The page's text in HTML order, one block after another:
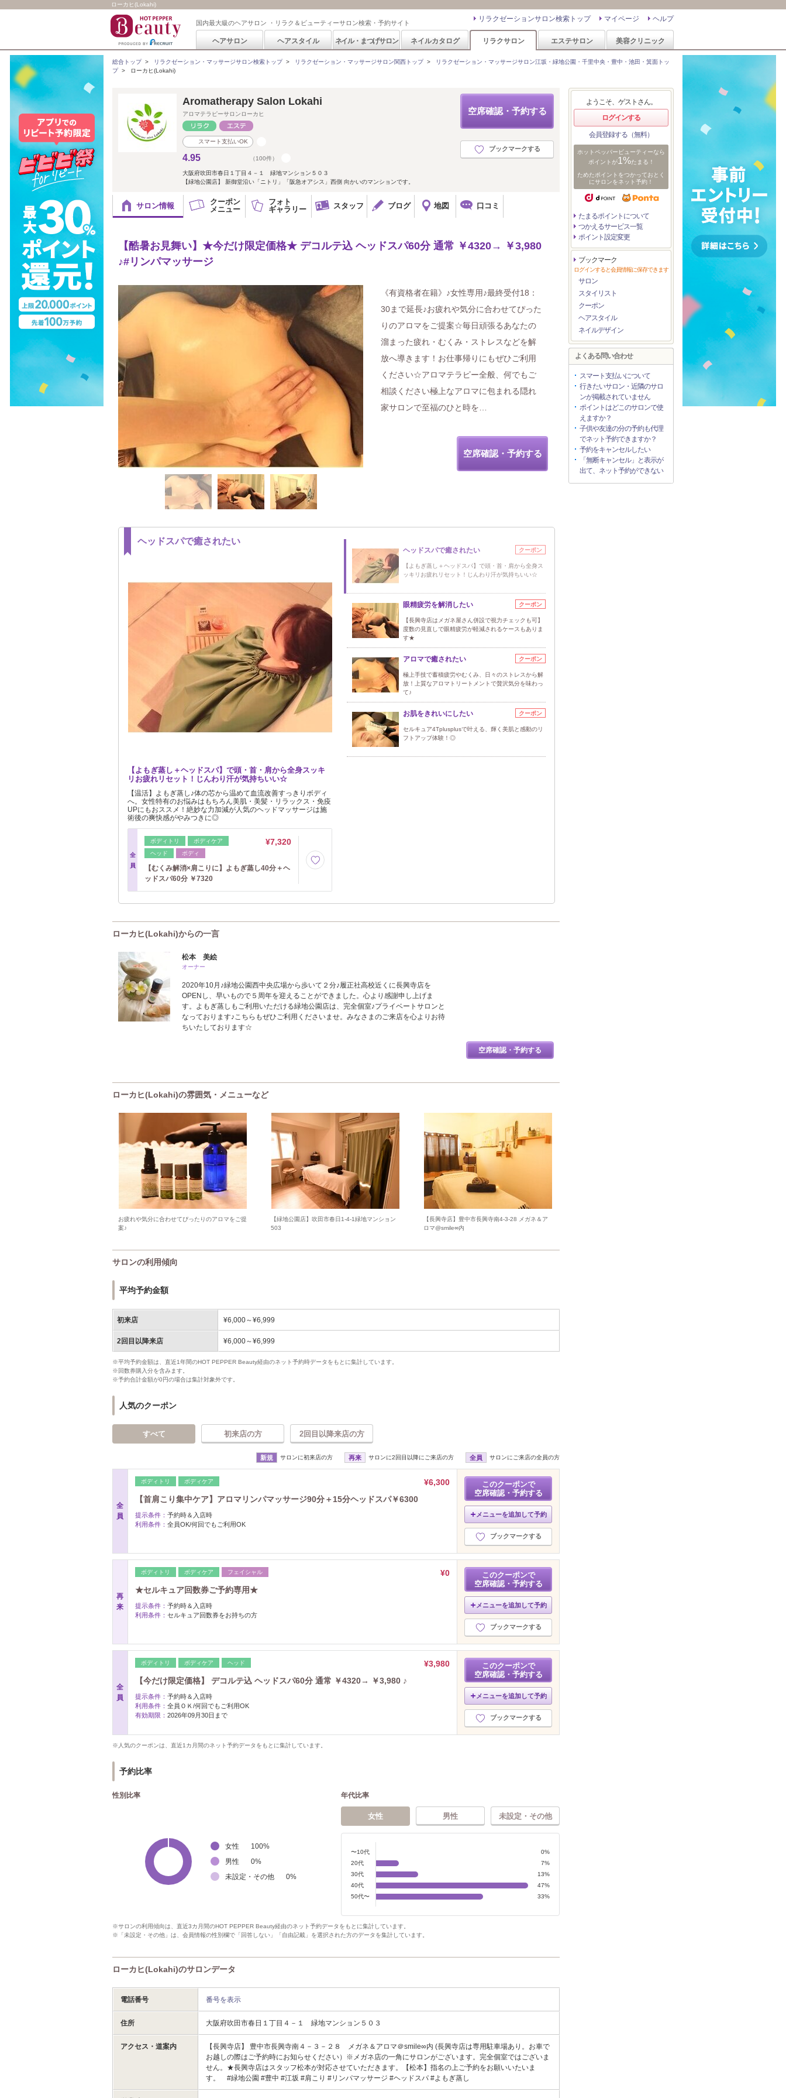
ローカヒ(Lokahi)
国内最大級のヘアサロン ・リラク＆ビューティーサロン検索・予約サイト ヘルプ
マイページ
リラクゼーションサロン検索トップ
ヘアサロン ヘアスタイル ネイル・まつげサロン ネイルカタログ リラクサロン エステサロン 美容クリニック
総合トップ> リラクゼーション・マッサージサロン検索トップ> リラクゼーション・マッサージサロン関西トップ>
リラクゼーション・マッサージサロン江坂・緑地公園・千里中央・豊中・池田・箕面トッ
プ> ローカヒ(Lokahi)
空席確認・予約する
ブックマークする
Aromatherapy Salon Lokahi
アロマテラピーサロンローカヒ
スマート支払いOK
4.95 （100件）
大阪府吹田市春日１丁目４－１ 緑地マンション５０３
【緑地公園店】 新御堂沿い「ニトリ」「阪急オアシス」西側 向かいのマンションです。
サロン情報
クーポン
メニュー
フォト
ギャラリー
スタッフ ブログ 地図 口コミ
【酷暑お見舞い】★今だけ限定価格★ デコルテ込 ヘッドスパ60分 通常 ￥4320→ ￥3,980
♪#リンパマッサージ
《有資格者在籍》♪女性専用♪最終受付18：
30まで延長♪お疲れや気分に合わせてぴった
りのアロマをご提案☆毎日頑張るあなたの
溜まった疲れ・むくみ・ストレスなどを解
放へ導きます！お仕事帰りにもぜひご利用
ください☆アロマテラピー全般、何でもご
相談ください極上なアロマに包まれる隠れ
家サロンで至福のひと時を…
空席確認・予約する
ヘッドスパで癒されたい
【よもぎ蒸し＋ヘッドスパ】で頭・首・肩から全身スッキ
リお疲れリセット！じんわり汗が気持ちいい☆
【温活】よもぎ蒸し♪体の芯から温めて血流改善すっきりボディ
へ。女性特有のお悩みはもちろん美肌・美髪・リラックス・免疫
UPにもおススメ！絶妙な力加減が人気のヘッドマッサージは施
術後の爽快感がやみつきに◎
全
員
ボディトリ
ボディケア
ヘッド
ボディ
¥7,320
【むくみ解消×肩こりに】よもぎ蒸し40分＋ヘ
ッドスパ60分 ￥7320
ヘッドスパで癒されたい クーポン
【よもぎ蒸し＋ヘッドスパ】で頭・首・肩から全身ス
ッキリお疲れリセット！じんわり汗が気持ちいい☆
眼精疲労を解消したい クーポン
【長興寺店はメガネ屋さん併設で視力チェックも可】
度数の見直しで眼精疲労が軽減されるケースもありま
す★
アロマで癒されたい クーポン
極上手技で蓄積疲労やむくみ、日々のストレスから解
放！上質なアロマトリートメントで贅沢気分を味わっ
て♪
お肌をきれいにしたい クーポン
セルキュア4Tplusplusで叶える、輝く美肌と感動のリ
フトアップ体験！◎
ローカヒ(Lokahi)からの一言
松本 美絵
オーナー
2020年10月♪緑地公園西中央広場から歩いて２分♪履正社高校近くに長興寺店を
OPENし、早いもので５周年を迎えることができました。心より感謝申し上げま
す。よもぎ蒸しもご利用いただける緑地公園店は、完全個室♪プライベートサロンと
なっております♪こちらもぜひご利用くださいませ。みなさまのご来店を心よりお待
ちいたしております☆
空席確認・予約する
ローカヒ(Lokahi)の雰囲気・メニューなど
お疲れや気分に合わせてぴったりのアロマをご提
案♪
【緑地公園店】吹田市春日1-4-1緑地マンション
503
【長興寺店】豊中市長興寺南4-3-28 メガネ＆ア
ロマ@smile∞内
サロンの利用傾向
平均予約金額
初来店 ¥6,000～¥6,999
2回目以降来店 ¥6,000～¥6,999
※平均予約金額は、直近1年間のHOT PEPPER Beauty経由のネット予約時データをもとに集計しています。
※回数券購入分を含みます。
※予約合計金額が0円の場合は集計対象外です。
人気のクーポン
すべて 初来店の方 2回目以降来店の方
新規 サロンに初来店の方 再来 サロンに2回目以降にご来店の方 全員 サロンにご来店の全員の方
全
員
ボディトリ ボディケア
¥6,300
【首肩こり集中ケア】アロマリンパマッサージ90分＋15分ヘッドスパ￥6300
提示条件： 予約時＆入店時
利用条件： 全員OK/何回でもご利用OK
このクーポンで
空席確認・予約する
メニューを追加して予約
ブックマークする
再
来
ボディトリ ボディケア フェイシャル
¥0
★セルキュア回数券ご予約専用★
提示条件： 予約時＆入店時
利用条件： セルキュア回数券をお持ちの方
このクーポンで
空席確認・予約する
メニューを追加して予約
ブックマークする
全
員
ボディトリ ボディケア ヘッド
¥3,980
【今だけ限定価格】 デコルテ込 ヘッドスパ60分 通常 ￥4320→ ￥3,980 ♪
提示条件： 予約時＆入店時
利用条件： 全員ＯＫ/何回でもご利用OK
有効期限： 2026年09月30日まで
このクーポンで
空席確認・予約する
メニューを追加して予約
ブックマークする
※人気のクーポンは、直近1カ月間のネット予約データをもとに集計しています。
予約比率
性別比率
女性 100%
男性
0%
未設定・その他
0%
年代比率
女性 男性 未設定・その他
〜10代
0%
20代
7%
30代
13%
40代
47%
50代〜
33%
※サロンの利用傾向は、直近3カ月間のHOT PEPPER Beauty経由のネット予約データをもとに集計しています。
※「未設定・その他」は、会員情報の性別欄で「回答しない」「自由記載」を選択された方のデータを集計しています。
ローカヒ(Lokahi)のサロンデータ
電話番号 番号を表示
住所 大阪府吹田市春日１丁目４－１ 緑地マンション５０３
アクセス・道案内
【長興寺店】 豊中市長興寺南４－３－２８ メガネ＆アロマ＠smile∞内 (長興寺店は専用駐車場あり。お車で
お越しの際はご予約時にお知らせください）※メガネ店の一角にサロンがございます。完全個室ではございま
せん。★長興寺店はスタッフ松本が対応させていただきます。【松本】指名の上ご予約をお願いいたいま
す。 #緑地公園 #豊中 #江坂 #肩こり #リンパマッサージ #ヘッドスパ #よもぎ蒸し
ようこそ、ゲストさん。
ログインする
会員登録する（無料）
ホットペッパービューティーなら
ポイントが1%たまる！
ためたポイントをつかっておとく
にサロンをネット予約！
たまるポイントについて
つかえるサービス一覧
ポイント設定変更
ブックマーク
ログインすると会員情報に保存できます
サロン
スタイリスト
クーポン
ヘアスタイル
ネイルデザイン
よくある問い合わせ
スマート支払いについて
行きたいサロン・近隣のサロ
ンが掲載されていません
ポイントはどこのサロンで使
えますか？
子供や友達の分の予約も代理
でネット予約できますか？
予約をキャンセルしたい
「無断キャンセル」と表示が
出て、ネット予約ができない